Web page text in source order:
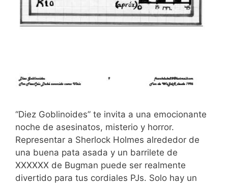
“Diez Goblinoides” te invita a una emocionante
noche de asesinatos, misterio y horror.
Representar a Sherlock Holmes alrededor de
una buena pata asada y un barrilete de
XXXXXX de Bugman puede ser realmente
divertido para tus cordiales PJs. Solo hay un